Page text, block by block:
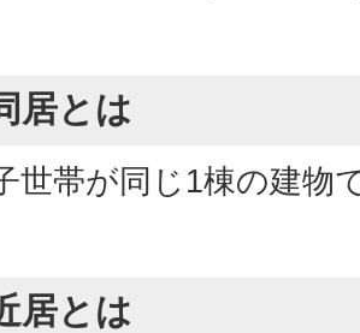
居とは
世帯が同じ1棟の建物
居とは